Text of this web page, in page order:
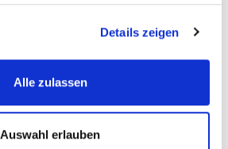
Details zeigen
Alle zulassen
Auswahl erlauben